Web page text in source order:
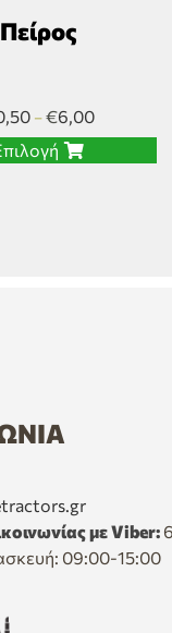
Πείρος
–€6,00
με Viber:
09:00-15:00